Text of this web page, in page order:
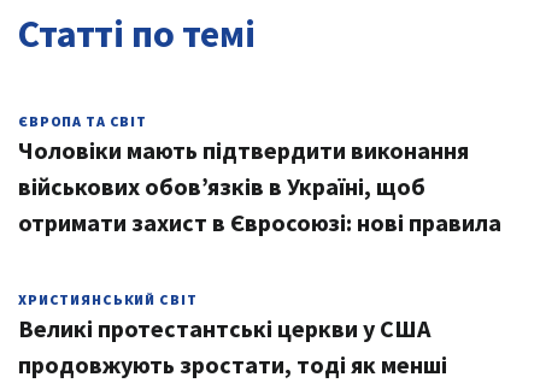
Статті по темі
ЄВРОПА ТА СВІТ
Чоловіки мають підтвердити виконання
військових обов’язків в Україні, щоб
отримати захист в Євросоюзі: нові правила
ХРИСТИЯНСЬКИЙ СВІТ
Великі протестантські церкви у США
продовжують зростати, тоді як менші